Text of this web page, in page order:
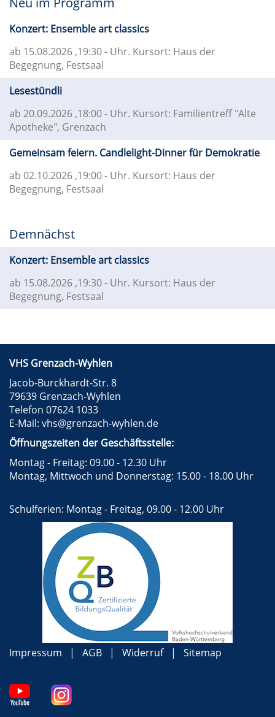
Konzert: Ensemble art classics
ab 15.08.2026 ,19:30 - Uhr. Kursort: Haus der
Begegnung, Festsaal
Lesestündli
ab 20.09.2026 ,18:00 - Uhr. Kursort: Familientreff "Alte
Apotheke", Grenzach
Gemeinsam feiern. Candlelight-Dinner für Demokratie
ab 02.10.2026 ,19:00 - Uhr. Kursort: Haus der
Begegnung, Festsaal
Demnächst
Konzert: Ensemble art classics
ab 15.08.2026 ,19:30 - Uhr. Kursort: Haus der
Begegnung, Festsaal
VHS Grenzach-Wyhlen
Jacob-Burckhardt-Str. 8
79639 Grenzach-Wyhlen
Telefon 07624 1033
E-Mail: vhs@grenzach-wyhlen.de
Öffnungszeiten der Geschäftsstelle:
Montag - Freitag: 09.00 - 12.30 Uhr
Montag, Mittwoch und Donnerstag: 15.00 - 18.00 Uhr
Schulferien: Montag - Freitag, 09.00 - 12.00 Uhr
Impressum AGB Widerruf Sitemap